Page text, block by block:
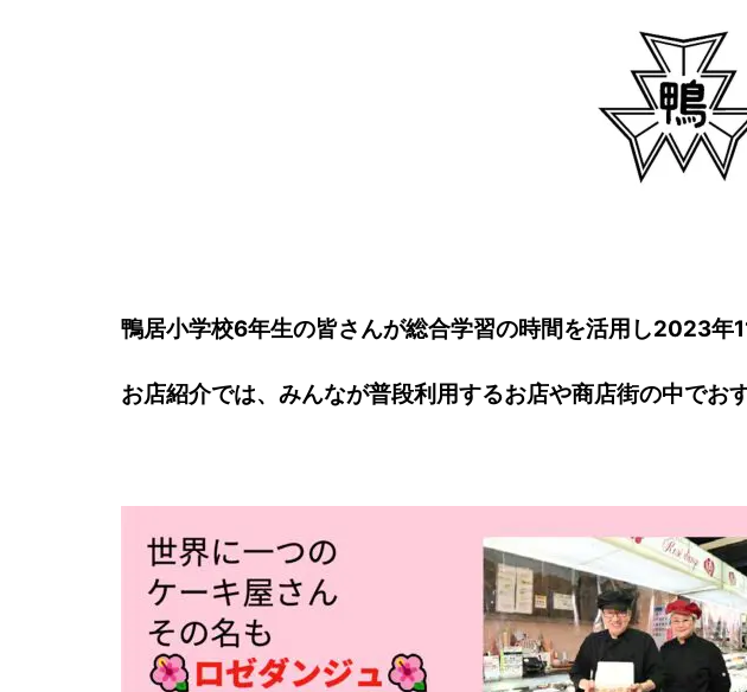
鴨居小学校6年生の皆さんが総合学習の時間を活用し2023年
お店紹介では、みんなが普段利用するお店や商店街の中で